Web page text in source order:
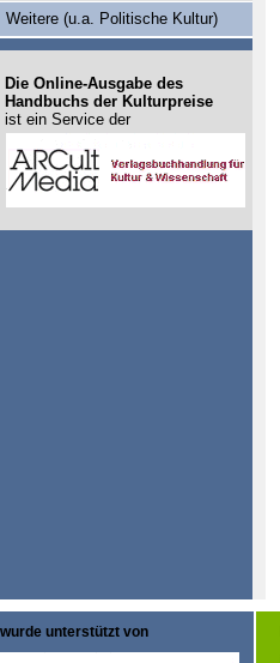
Weitere (u.a. Politische Kultur)
Die Online-Ausgabe des
Handbuchs der Kulturpreise
ist ein Service der
wurde unterstützt von